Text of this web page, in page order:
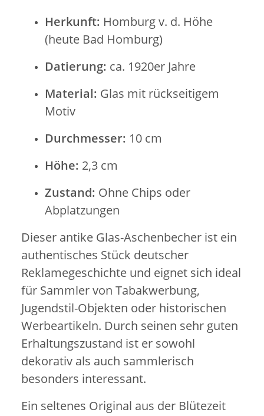
Herkunft: Homburg v. d. Höhe
(heute Bad Homburg)
Datierung: ca. 1920er Jahre
Material: Glas mit rückseitigem
Motiv
Durchmesser: 10 cm
Höhe: 2,3 cm
Zustand: Ohne Chips oder
Abplatzungen
Dieser antike Glas-Aschenbecher ist ein
authentisches Stück deutscher
Reklamegeschichte und eignet sich ideal
für Sammler von Tabakwerbung,
Jugendstil-Objekten oder historischen
Werbeartikeln. Durch seinen sehr guten
Erhaltungszustand ist er sowohl
dekorativ als auch sammlerisch
besonders interessant.
Ein seltenes Original aus der Blütezeit